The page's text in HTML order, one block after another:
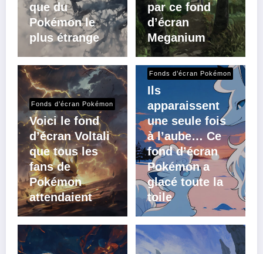
que du
Pokémon le
plus étrange
par ce fond
d’écran
Meganium
Fonds d’écran Pokémon
Voici le fond
d’écran Voltali
que tous les
fans de
Pokémon
attendaient
Fonds d’écran Pokémon
Ils
apparaissent
une seule fois
à l’aube… Ce
fond d’écran
Pokémon a
glacé toute la
toile